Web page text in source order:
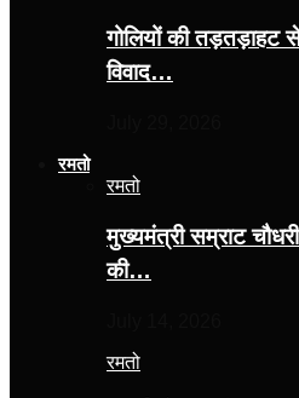
गोलियों की तड़तड़ाहट
विवाद…
रमतो
रमतो
मुख्यमंत्री सम्राट
की…
रमतो